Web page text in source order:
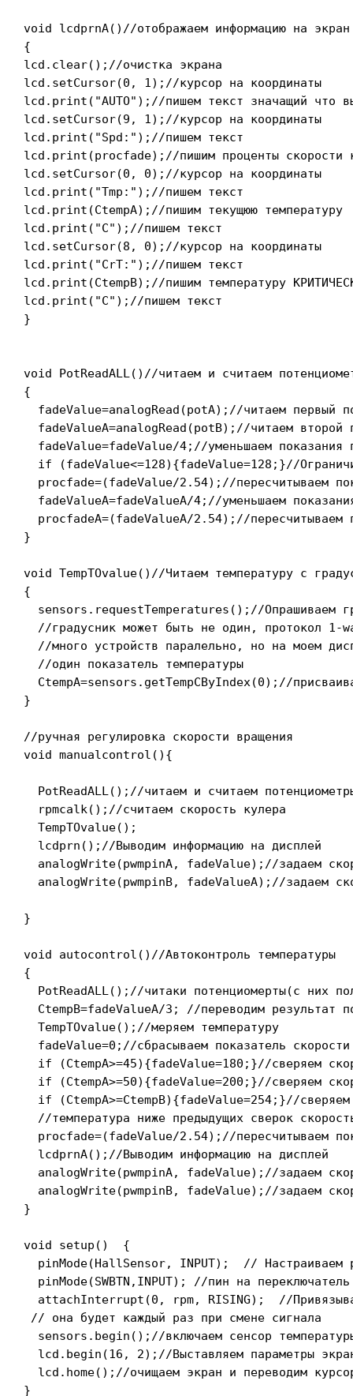
void lcdprnA()//отображаем информацию на экран
{
lcd.clear();//очистка экрана
lcd.setCursor(0, 1);//курсор на координаты
lcd.print("AUTO");//пишем текст значащий что
lcd.setCursor(9, 1);//курсор на координаты
lcd.print("Spd:");//пишем текст
lcd.print(procfade);//пишим проценты скорости
lcd.setCursor(0, 0);//курсор на координаты
lcd.print("Tmp:");//пишем текст
lcd.print(CtempA);//пишим текущюю температуру
lcd.print("C");//пишем текст
lcd.setCursor(8, 0);//курсор на координаты
lcd.print("CrT:");//пишем текст
lcd.print(CtempB);//пишим температуру
lcd.print("C");//пишем текст
}
void PotReadALL()//читаем и считаем
{
fadeValue=analogRead(potA);//читаем первый
fadeValueA=analogRead(potB);//читаем второй
fadeValue=fadeValue/4;//уменьшаем показания
if (fadeValue<=128){fadeValue=128;}//
procfade=(fadeValue/2.54);//пересчитываем
fadeValueA=fadeValueA/4;//уменьшаем
procfadeA=(fadeValueA/2.54);//пересчитываем
}
void TempTOvalue()//Читаем температуру с
{
sensors.requestTemperatures();//Опрашиваем
//градусник может быть не один, протокол 1-
//много устройств паралельно, но на моем
  //один показатель температуры
CtempA=sensors.getTempCByIndex(0);//
}
//ручная регулировка скорости вращения
void manualcontrol(){
PotReadALL();//читаем и считаем
  rpmcalk();//считаем скорость кулера
  TempTOvalue();
  lcdprn();//Выводим информацию на дисплей
analogWrite(pwmpinA, fadeValue);//
analogWrite(pwmpinB, fadeValueA);//
}
void autocontrol()//Автоконтроль температуры
{
PotReadALL();//читаки потенциомерты(с них
CtempB=fadeValueA/3; //переводим результат
  TempTOvalue();//меряем температуру
  fadeValue=0;//сбрасываем показатель скорости
if (CtempA>=45){fadeValue=180;}//сверяем
if (CtempA>=50){fadeValue=200;}//сверяем
if (CtempA>=CtempB){fadeValue=254;}//
//температура ниже предыдущих сверок
procfade=(fadeValue/2.54);//пересчитываем
  lcdprnA();//Выводим информацию на дисплей
analogWrite(pwmpinA, fadeValue);//
analogWrite(pwmpinB, fadeValue);//
}
void setup()  {
pinMode(HallSensor, INPUT);  // Настраиваем
pinMode(SWBTN,INPUT); //пин на
attachInterrupt(0, rpm, RISING);  //
// она будет каждый раз при смене сигнала
sensors.begin();//включаем сенсор
lcd.begin(16, 2);//Выставляем параметры
lcd.home();//очищаем экран и переводим
}